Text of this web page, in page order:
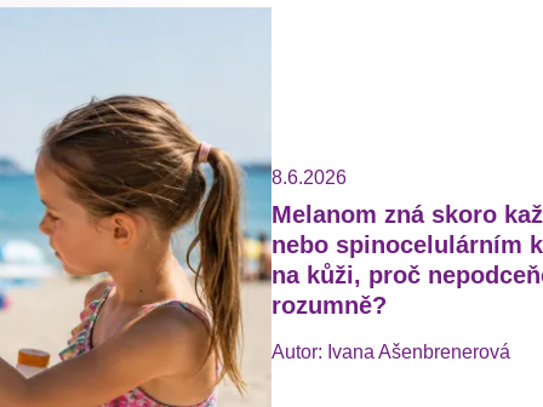
8.6.2026
Melanom zná skoro
nebo spinocelulárním
na kůži, proč
rozumně?
Autor: Ivana Ašenbrenerová